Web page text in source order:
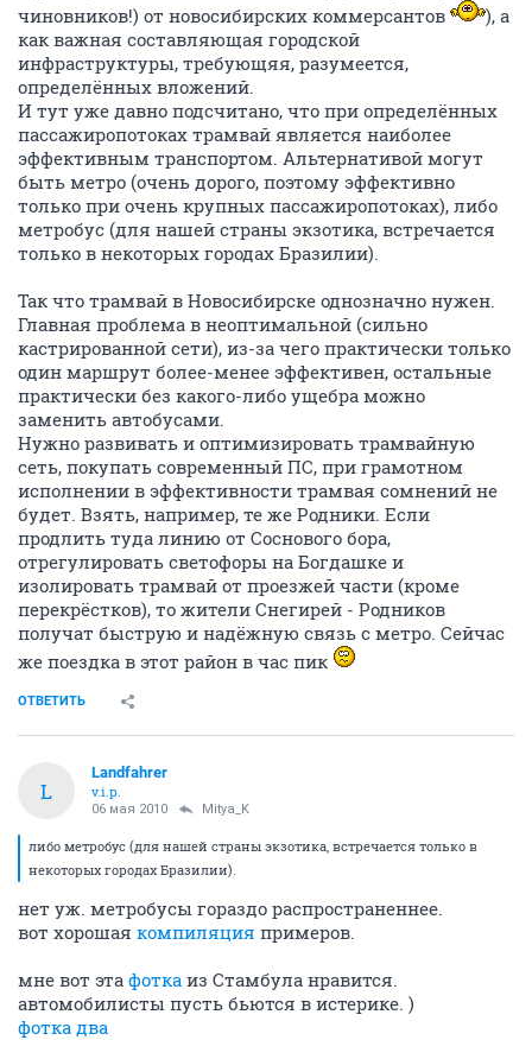
чиновников!) от новосибирских коммерсантов
), а
как важная составляющая городской
инфраструктуры, требующяя, разумеется,
определённых вложений.
И тут уже давно подсчитано, что при определённых
пассажиропотоках трамвай является наиболее
эффективным транспортом. Альтернативой могут
быть метро (очень дорого, поэтому эффективно
только при очень крупных пассажиропотоках), либо
метробус (для нашей страны экзотика, встречается
только в некоторых городах Бразилии).
Так что трамвай в Новосибирске однозначно нужен.
Главная проблема в неоптимальной (сильно
кастрированной сети), из-за чего практически только
один маршрут более-менее эффективен, остальные
практически без какого-либо ущебра можно
заменить автобусами.
Нужно развивать и оптимизировать трамвайную
сеть, покупать современный ПС, при грамотном
исполнении в эффективности трамвая сомнений не
будет. Взять, например, те же Родники. Если
продлить туда линию от Соснового бора,
отрегулировать светофоры на Богдашке и
изолировать трамвай от проезжей части (кроме
перекрёстков), то жители Снегирей - Родников
получат быструю и надёжную связь с метро. Сейчас
же поездка в этот район в час пик
ОТВЕТИТЬ
L
Landfahrer
v.i.p.
06 мая 2010 Mitya_K
либо метробус (для нашей страны экзотика, встречается только в
некоторых городах Бразилии).
нет уж. метробусы гораздо распространеннее.
вот хорошая компиляция примеров.
мне вот эта фотка из Стамбула нравится.
автомобилисты пусть бьются в истерике. )
фотка два